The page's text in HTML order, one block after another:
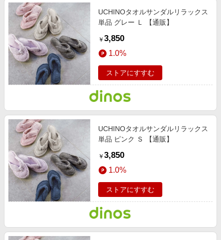
UCHINOタオルサンダルリラックス
単品 グレー Ｌ 【通販】
￥ 3,850
1.0%
ストアにすすむ
UCHINOタオルサンダルリラックス
単品 ピンク Ｓ 【通販】
￥ 3,850
1.0%
ストアにすすむ